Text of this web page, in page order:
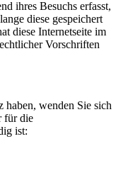
ihres Besuchs erfasst,
diese gespeichert
diese Internetseite im
Vorschriften
haben, wenden Sie sich
für die
ist: